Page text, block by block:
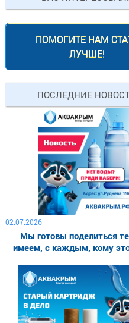
ПОМОГИТЕ НАМ
ЛУЧШЕ!
ПОСЛЕДНИЕ
02.07.2026
Мы готовы поделиться
имеем, с каждым, кому